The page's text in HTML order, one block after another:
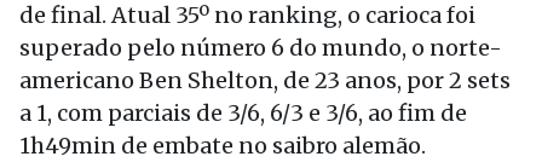
de final. Atual 35º no ranking, o carioca foi
superado pelo número 6 do mundo, o norte-
americano Ben Shelton, de 23 anos, por 2 sets
a 1, com parciais de 3/6, 6/3 e 3/6, ao fim de
1h49min de embate no saibro alemão.